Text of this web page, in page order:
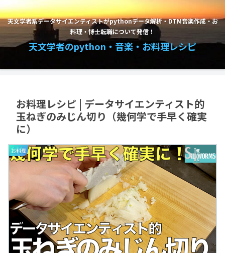
天文学者系データサイエンティストがpythonデータ解析・DTM音楽作成・お
料理・博士転職について発信！
天文学者のpython・音楽・お料理レシピ
お料理レシピ | データサイエンティスト的
玉ねぎのみじん切り（幾何学で手早く確実
に）
お料理